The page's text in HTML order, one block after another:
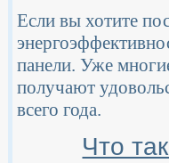
Если вы хотите
панели. Уже
получают
всего года.
Что